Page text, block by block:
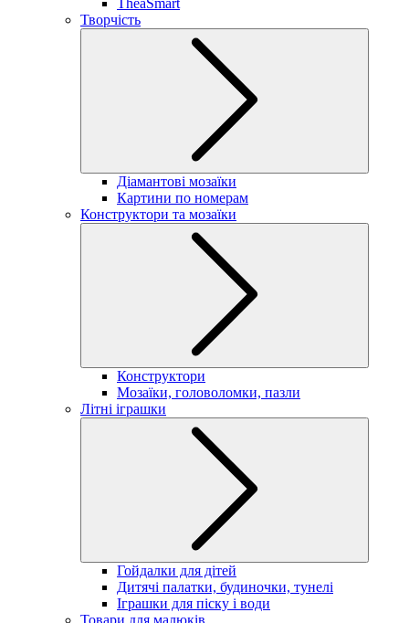
TheaSmart
Творчість
Діамантові мозаїки
Картини по номерам
Конструктори та мозаїки
Конструктори
Мозаїки, головоломки, пазли
Літні іграшки
Гойдалки для дітей
Дитячі палатки, будиночки, тунелі
Іграшки для піску і води
Товари для малюків